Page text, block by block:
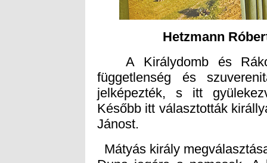
Hetzmann
A Királydomb és
függetlenség és
jelképezték, s itt
Később itt választották
Jánost.
Mátyás király
Duna jegére a nemesek.
történt, itt csak egyszer
törökök (török